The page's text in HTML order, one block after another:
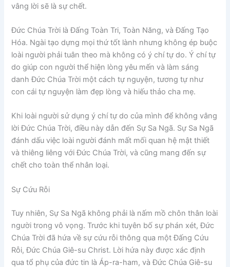
vâng lời sẽ là sự chết.
Đức Chúa Trời là Đấng Toàn Tri, Toàn Năng, và Đấng Tạo
Hóa. Ngài tạo dựng mọi thứ tốt lành nhưng không ép buộc
loài người phải tuân theo mà không có ý chí tự do. Ý chí tự
do giúp con người thể hiện lòng yêu mến và làm sáng
danh Đức Chúa Trời một cách tự nguyện, tương tự như
con cái tự nguyện làm đẹp lòng và hiếu thảo cha mẹ.
Khi loài người sử dụng ý chí tự do của mình để không vâng
lời Đức Chúa Trời, điều này dẫn đến Sự Sa Ngã. Sự Sa Ngã
đánh dấu việc loài người đánh mất mối quan hệ mật thiết
và thiêng liêng với Đức Chúa Trời, và cũng mang đến sự
chết cho toàn thể nhân loại.
Sự Cứu Rỗi
Tuy nhiên, Sự Sa Ngã không phải là nấm mồ chôn thân loài
người trong vô vọng. Trước khi tuyên bố sự phán xét, Đức
Chúa Trời đã hứa về sự cứu rỗi thông qua một Đấng Cứu
Rỗi, Đức Chúa Giê-su Christ. Lời hứa này được xác định
qua tổ phụ của đức tin là Áp-ra-ham, và Đức Chúa Giê-su